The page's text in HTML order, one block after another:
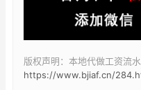
版权声明：本地代做工资流
https://www.bjiaf.cn/